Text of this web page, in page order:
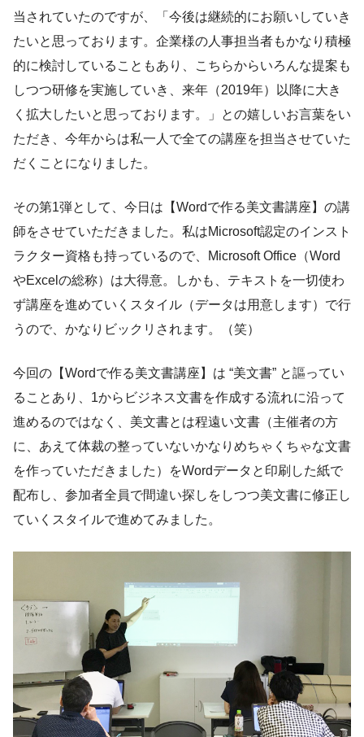
当されていたのですが、「今後は継続的にお願いしていき
たいと思っております。企業様の人事担当者もかなり積極
的に検討していることもあり、こちらからいろんな提案も
しつつ研修を実施していき、来年（2019年）以降に大き
く拡大したいと思っております。」との嬉しいお言葉をい
ただき、今年からは私一人で全ての講座を担当させていた
だくことになりました。
その第1弾として、今日は【Wordで作る美文書講座】の講
師をさせていただきました。私はMicrosoft認定のインスト
ラクター資格も持っているので、Microsoft Office（Word
やExcelの総称）は大得意。しかも、テキストを一切使わ
ず講座を進めていくスタイル（データは用意します）で行
うので、かなりビックリされます。（笑）
今回の【Wordで作る美文書講座】は “美文書” と謳ってい
ることあり、1からビジネス文書を作成する流れに沿って
進めるのではなく、美文書とは程遠い文書（主催者の方
に、あえて体裁の整っていないかなりめちゃくちゃな文書
を作っていただきました）をWordデータと印刷した紙で
配布し、参加者全員で間違い探しをしつつ美文書に修正し
ていくスタイルで進めてみました。